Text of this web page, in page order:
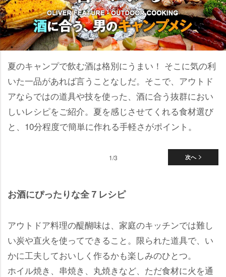
夏のキャンプで飲む酒は格別にうまい！ そこに気の利
いた一品があれば言うことなしだ。そこで、アウトド
アならではの道具や技を使った、酒に合う抜群におい
しいレシピをご紹介。夏を感じさせてくれる食材選び
と、10分程度で簡単に作れる手軽さがポイント。
次へ
1/3
お酒にぴったりな全７レシピ
アウトドア料理の醍醐味は、家庭のキッチンでは難し
い炭や直火を使ってできること。限られた道具で、い
かに工夫しておいしく作るかも楽しみのひとつ。
ホイル焼き、串焼き、丸焼きなど、ただ食材に火を通